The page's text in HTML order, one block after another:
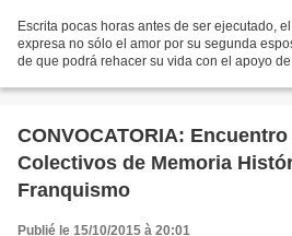
Escrita pocas horas antes de ser ejecutado,
expresa no sólo el amor por su segunda
de que podrá rehacer su vida con el apoyo de
CONVOCATORIA:
Colectivos de Memoria
Franquismo
Publié le 15/10/2015 à 20:01